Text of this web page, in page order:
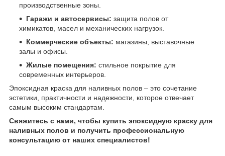
производственные зоны.
Гаражи и автосервисы: защита полов от
химикатов, масел и механических нагрузок.
Коммерческие объекты: магазины, выставочные
залы и офисы.
Жилые помещения: стильное покрытие для
современных интерьеров.
Эпоксидная краска для наливных полов – это сочетание
эстетики, практичности и надежности, которое отвечает
самым высоким стандартам.
Свяжитесь с нами, чтобы купить эпоксидную краску для
наливных полов и получить профессиональную
консультацию от наших специалистов!